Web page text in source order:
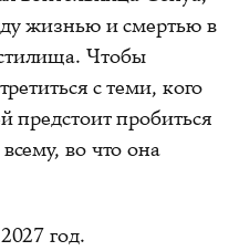
жизнью и смертью в
Чтобы
с теми, кого
предстоит пробиться
во что она
год.